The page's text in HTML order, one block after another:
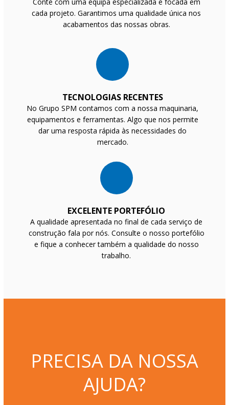
cada projeto. Garantimos uma qualidade única nos
acabamentos das nossas obras.
TECNOLOGIAS RECENTES
No Grupo SPM contamos com a nossa maquinaria,
equipamentos e ferramentas. Algo que nos permite
dar uma resposta rápida às necessidades do
mercado.
EXCELENTE PORTEFÓLIO
A qualidade apresentada no final de cada serviço de
construção fala por nós. Consulte o nosso portefólio
e fique a conhecer também a qualidade do nosso
trabalho.
PRECISA DA NOSSA
AJUDA?